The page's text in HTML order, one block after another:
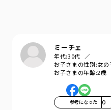
ミーチェ
年代:30代
お子さまの性別:女の
お子さまの年齢:2歳
参考になった 0